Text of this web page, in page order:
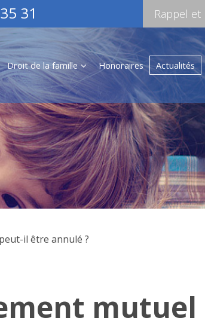
31 Rappel
Droit de la famille Honoraires Actualités
il être annulé ?
mutuel